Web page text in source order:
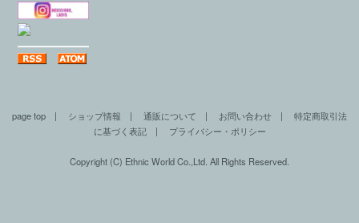
page top | ショップ情報 | 通販について | お問い合わせ | 特定商取引法
に基づく表記| プライバシー・ポリシー
Copyright (C) Ethnic World Co.,Ltd. All Rights Reserved.